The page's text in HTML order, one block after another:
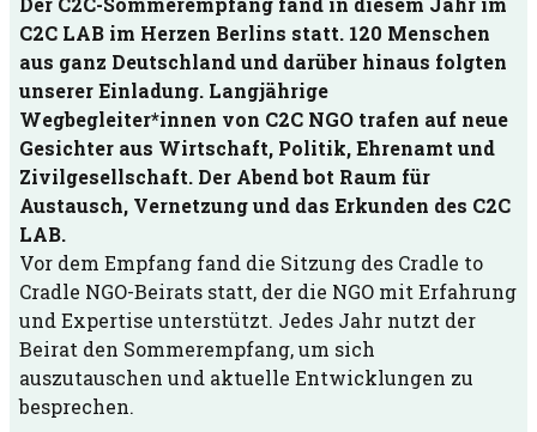
C2C LAB im Herzen Berlins statt. 120 Menschen
aus ganz Deutschland und darüber hinaus folgten
unserer Einladung. Langjährige
Wegbegleiter*innen von C2C NGO trafen auf neue
Gesichter aus Wirtschaft, Politik, Ehrenamt und
Zivilgesellschaft. Der Abend bot Raum für
Austausch, Vernetzung und das Erkunden des C2C
LAB.
Vor dem Empfang fand die Sitzung des Cradle to
Cradle NGO-Beirats statt, der die NGO mit Erfahrung
und Expertise unterstützt. Jedes Jahr nutzt der
Beirat den Sommerempfang, um sich
auszutauschen und aktuelle Entwicklungen zu
besprechen.